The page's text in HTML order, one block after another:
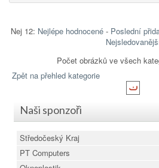
Nej 12: Nejlépe hodnocené- Poslední
Počet obrázků ve všech
Zpět na přehled kategorie
Naši sponzoři
Středočeský Kraj
PT Computers